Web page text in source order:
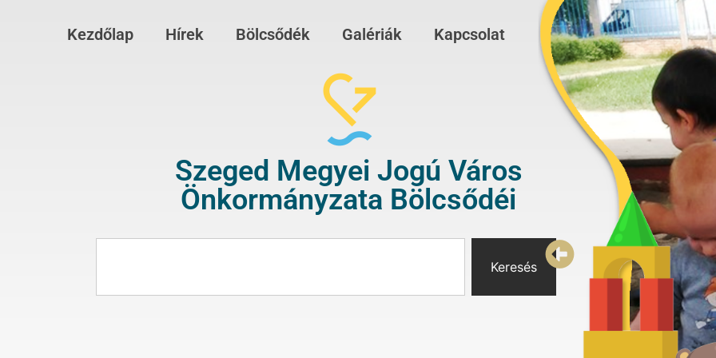
Kezdőlap Hírek Bölcsődék Galériák Kapcsolat
Szeged Megyei Jogú Város
Önkormányzata Bölcsődéi
Keresés